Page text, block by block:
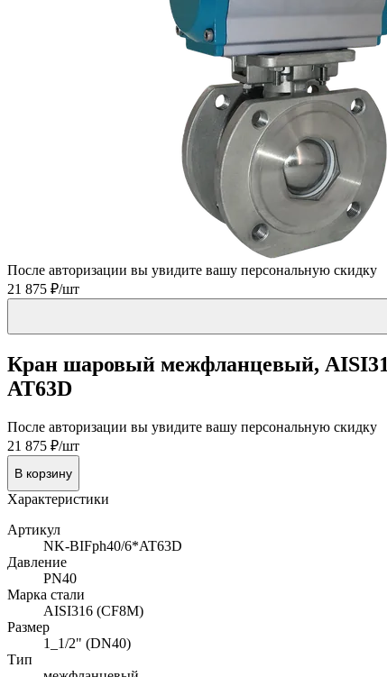
После авторизации вы увидите вашу персональную скидку
21 875 ₽/шт
Кран шаровый межфланцевый,
AT63D
После авторизации вы увидите вашу персональную скидку
21 875 ₽/шт
В корзину
Характеристики
Артикул
NK-BIFph40/6*AT63D
Давление
PN40
Марка стали
AISI316 (CF8M)
Размер
1_1/2" (DN40)
Тип